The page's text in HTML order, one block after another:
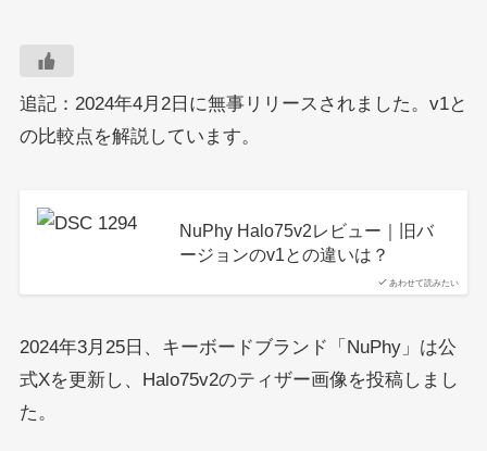
追記：2024年4月2日に無事リリースされました。v1と
の比較点を解説しています。
あわせて読みたい
NuPhy Halo75v2レビュー｜旧バ
ージョンのv1との違いは？
2024年3月25日、キーボードブランド「NuPhy」は公
式Xを更新し、Halo75v2のティザー画像を投稿しまし
た。